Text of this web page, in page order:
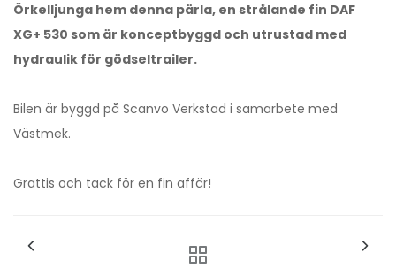
Örkelljunga hem denna pärla, en strålande fin DAF
XG+ 530 som är konceptbyggd och utrustad med
hydraulik för gödseltrailer.
Bilen är byggd på Scanvo Verkstad i samarbete med
Västmek.
Grattis och tack för en fin affär!